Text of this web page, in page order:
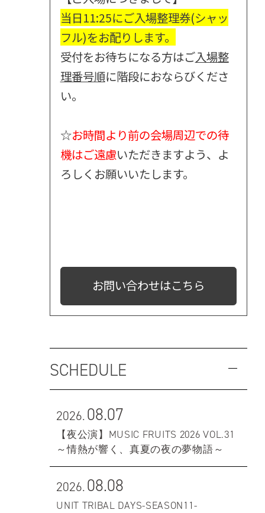
当日11:25にご入場整理券(シャッ
フル)をお配りします。
受付をお待ちになる方はご入場整
理番号順に階段におならびくださ
い。
☆お時間より前の会場周辺での待
機はご遠慮いただきますよう、よ
ろしくお願いいたします。
お問い合わせはこちら
SCHEDULE
2026.08.07
【夜公演】MUSIC FRUITS 2026 VOL.31
～情熱が響く、真夏の夜の夢物語～
2026.08.08
UNIT TRIBAL DAYS-SEASON11-